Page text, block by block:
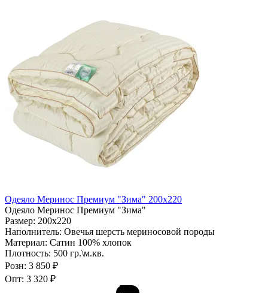
Одеяло Меринос Премиум "Зима" 200х220
Одеяло Меринос Премиум "Зима"
Размер: 200х220
Наполнитель: Овечья шерсть мериносовой породы
Материал: Сатин 100% хлопок
Плотность: 500 гр.\м.кв.
Розн: 3 850 ₽
Опт: 3 320 ₽